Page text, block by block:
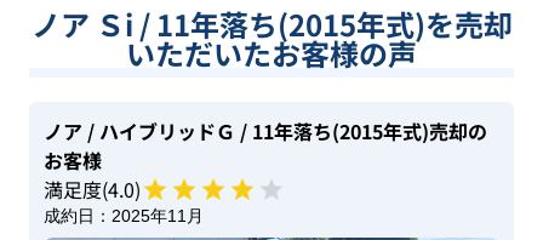
ノア Ｓi / 11年落ち(2015年式)を売却
いただいたお客様の声
ノア / ハイブリッドＧ / 11年落ち(2015年式)売却の
お客様
満足度(4.0)
成約日： 2025年11月